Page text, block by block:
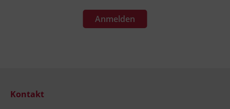
Anmelden
Kontakt